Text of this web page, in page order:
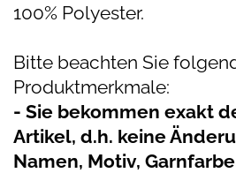
100% Polyester.
Bitte beachten Sie
Produktmerkmale:
- Sie bekommen exakt
Artikel, d.h. keine
Namen, Motiv,